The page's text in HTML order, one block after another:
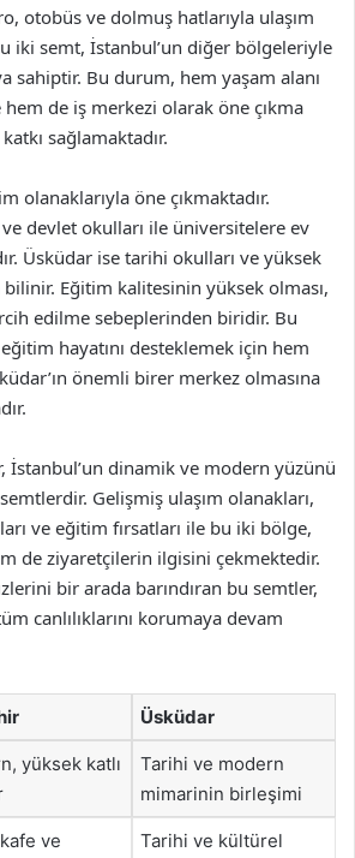
otobüs ve dolmuş hatlarıyla ulaşım
iki semt, İstanbul’un diğer bölgeleriyle
sahiptir. Bu durum, hem yaşam alanı
de iş merkezi olarak öne çıkma
sağlamaktadır.
olanaklarıyla öne çıkmaktadır.
devlet okulları ile üniversitelere ev
Üsküdar ise tarihi okulları ve yüksek
Eğitim kalitesinin yüksek olması,
edilme sebeplerinden biridir. Bu
hayatını desteklemek için hem
önemli birer merkez olmasına
İstanbul’un dinamik ve modern yüzünü
Gelişmiş ulaşım olanakları,
ve eğitim fırsatları ile bu iki bölge,
de ziyaretçilerin ilgisini çekmektedir.
bir arada barındıran bu semtler,
canlılıklarını korumaya devam
Üsküdar
yüksek katlı
Tarihi ve modern
mimarinin birleşimi
ve
Tarihi ve kültürel